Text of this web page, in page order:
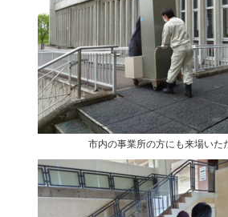
市内の事業所の方にも来場いた